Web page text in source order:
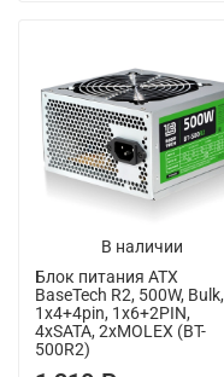
В наличии
Блок питания ATX
BaseTech R2, 500W, Bulk,
1x4+4pin, 1x6+2PIN,
4xSATA, 2xMOLEX (BT-
500R2)